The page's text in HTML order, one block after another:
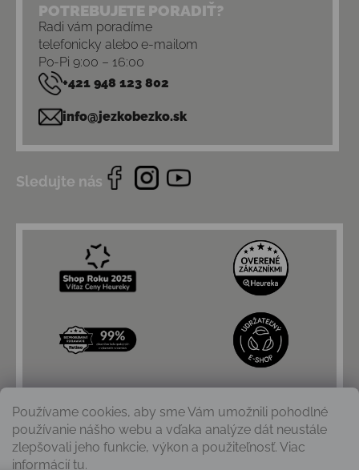
Používame cookies, aby sme Vám umožnili pohodlné
používanie nášho webu a vďaka analýze dát neustále
zlepšovali jeho funkcie, výkon a použiteľnosť. Viac
informácií tu.
POTREBUJETE PORADIŤ?
Radi vám poradíme
telefonicky alebo e-mailom
Po-Pi 9:00 – 16:00
+421 948 123 802
info@jezkobezko.sk
Sledujte nás